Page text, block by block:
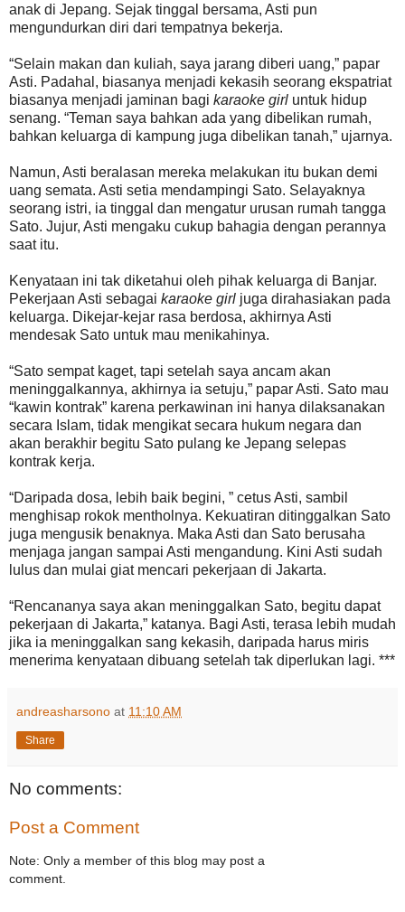
anak di Jepang. Sejak tinggal bersama, Asti pun
mengundurkan diri dari tempatnya bekerja.
“Selain makan dan kuliah, saya jarang diberi uang,” papar
Asti. Padahal, biasanya menjadi kekasih seorang ekspatriat
biasanya menjadi jaminan bagi karaoke girl untuk hidup
senang. “Teman saya bahkan ada yang dibelikan rumah,
bahkan keluarga di kampung juga dibelikan tanah,” ujarnya.
Namun, Asti beralasan mereka melakukan itu bukan demi
uang semata. Asti setia mendampingi Sato. Selayaknya
seorang istri, ia tinggal dan mengatur urusan rumah tangga
Sato. Jujur, Asti mengaku cukup bahagia dengan perannya
saat itu.
Kenyataan ini tak diketahui oleh pihak keluarga di Banjar.
Pekerjaan Asti sebagai karaoke girl juga dirahasiakan pada
keluarga. Dikejar-kejar rasa berdosa, akhirnya Asti
mendesak Sato untuk mau menikahinya.
“Sato sempat kaget, tapi setelah saya ancam akan
meninggalkannya, akhirnya ia setuju,” papar Asti. Sato mau
“kawin kontrak” karena perkawinan ini hanya dilaksanakan
secara Islam, tidak mengikat secara hukum negara dan
akan berakhir begitu Sato pulang ke Jepang selepas
kontrak kerja.
“Daripada dosa, lebih baik begini, ” cetus Asti, sambil
menghisap rokok mentholnya. Kekuatiran ditinggalkan Sato
juga mengusik benaknya. Maka Asti dan Sato berusaha
menjaga jangan sampai Asti mengandung. Kini Asti sudah
lulus dan mulai giat mencari pekerjaan di Jakarta.
“Rencananya saya akan meninggalkan Sato, begitu dapat
pekerjaan di Jakarta,” katanya. Bagi Asti, terasa lebih mudah
jika ia meninggalkan sang kekasih, daripada harus miris
menerima kenyataan dibuang setelah tak diperlukan lagi. ***
andreasharsono at 11:10 AM
Share
No comments:
Post a Comment
Note: Only a member of this blog may post a
comment.